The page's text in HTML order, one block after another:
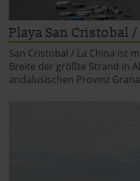
Playa San Cristobal
San Cristobal / La China ist
Breite der größte Strand in
andalusischen Provinz